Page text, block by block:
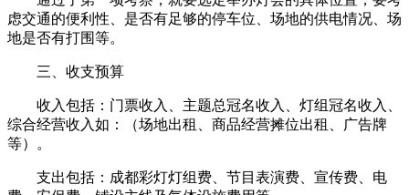
虑交通的便利性、是否有足够的停车位、场地的供电情况、场
地是否有打围等。
三、收支预算
收入包括：门票收入、主题总冠名收入、灯组冠名收入、
综合经营收入如：（场地出租、商品经营摊位出租、广告牌
等）。
支出包括：成都彩灯灯组费、节目表演费、宣传费、电